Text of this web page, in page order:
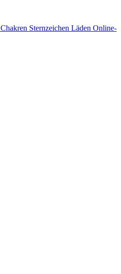
Chakren Sternzeichen Läden Online-